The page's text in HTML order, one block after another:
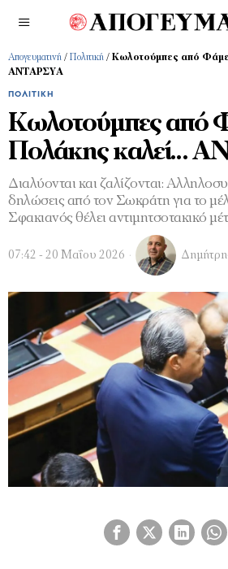
Απογευματινή / Πολιτική / Κωλοτούμπες από
ΑΝΤΑΡΣΥΑ
ΠΟΛΙΤΙΚΉ
Κωλοτούμπες από
Πολάκης καλεί…
Διαλύονται και ζαλίζονται:
δηλώσεις από τον Σωκράτη για το
Σφακιανός θέλει αντιμητσοτακικό
07:42 - 20 Μαΐου 2026